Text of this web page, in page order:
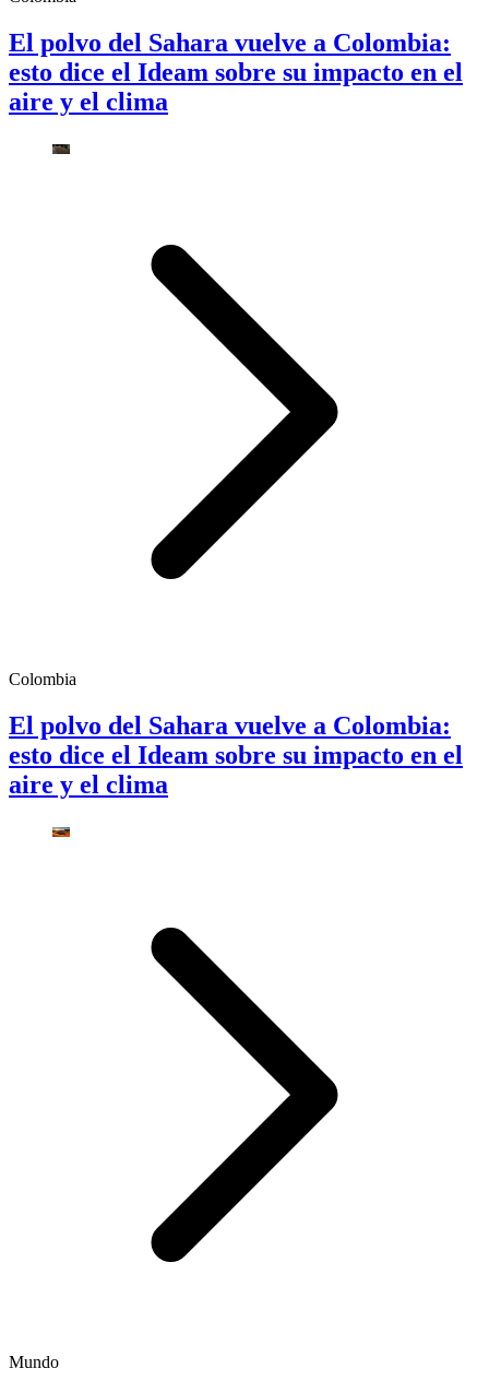
El polvo del Sahara vuelve a Colombia:
esto dice el Ideam sobre su impacto en el
aire y el clima
Colombia
El polvo del Sahara vuelve a Colombia:
esto dice el Ideam sobre su impacto en el
aire y el clima
Mundo